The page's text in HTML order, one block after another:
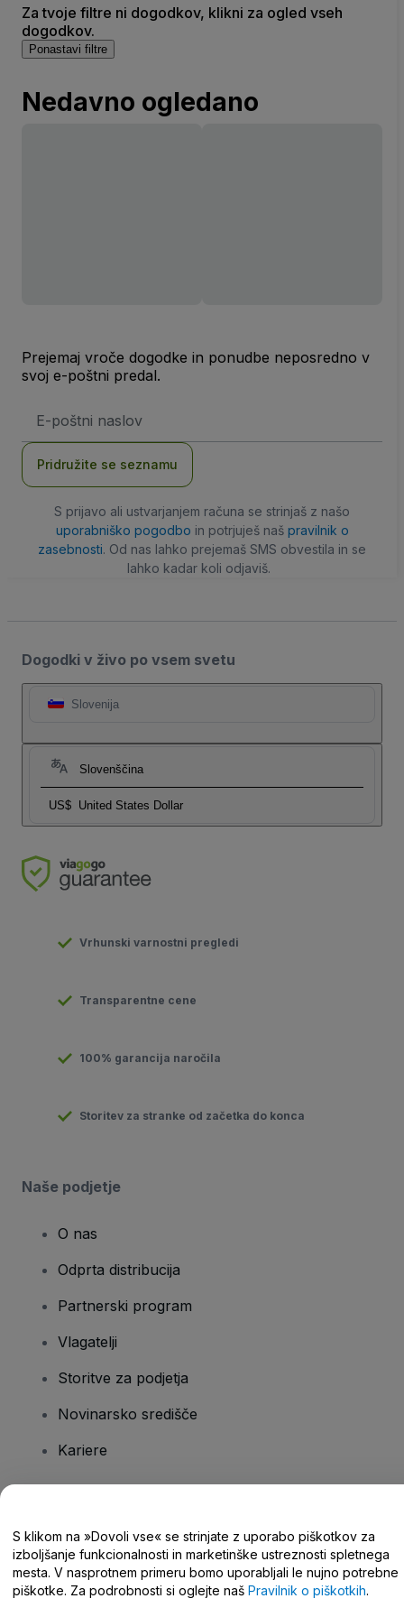
Za tvoje filtre ni dogodkov, klikni za ogled vseh
dogodkov.
Ponastavi filtre
Nedavno ogledano
Prejemaj vroče dogodke in ponudbe neposredno v
svoj e-poštni predal.
naslov
Pridružite se seznamu
S prijavo ali ustvarjanjem računa se strinjaš z našo
uporabniško pogodbo in potrjuješ naš pravilnik o
zasebnosti. Od nas lahko prejemaš SMS obvestila in se
lahko kadar koli odjaviš.
Dogodki v živo po vsem svetu
Slovenija
Slovenščina
US$ United States Dollar
Vrhunski varnostni pregledi
Transparentne cene
100% garancija naročila
Storitev za stranke od začetka do konca
Naše podjetje
O nas
Odprta distribucija
Partnerski program
Vlagatelji
Storitve za podjetja
Novinarsko središče
Kariere
Središče za pomoč/stik z nami
S klikom na »Dovoli vse« se strinjate z uporabo piškotkov za
izboljšanje funkcionalnosti in marketinške ustreznosti spletnega
mesta. V nasprotnem primeru bomo uporabljali le nujno potrebne
piškotke. Za podrobnosti si oglejte naš Pravilnik o piškotkih.